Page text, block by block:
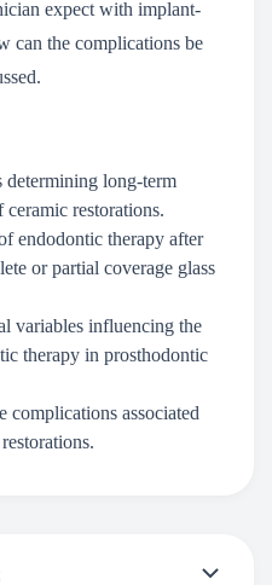
expect with implant-
can the complications be
long-term
ceramic restorations.
endodontic therapy after
or partial coverage glass
variables influencing the
therapy in prosthodontic
complications associated